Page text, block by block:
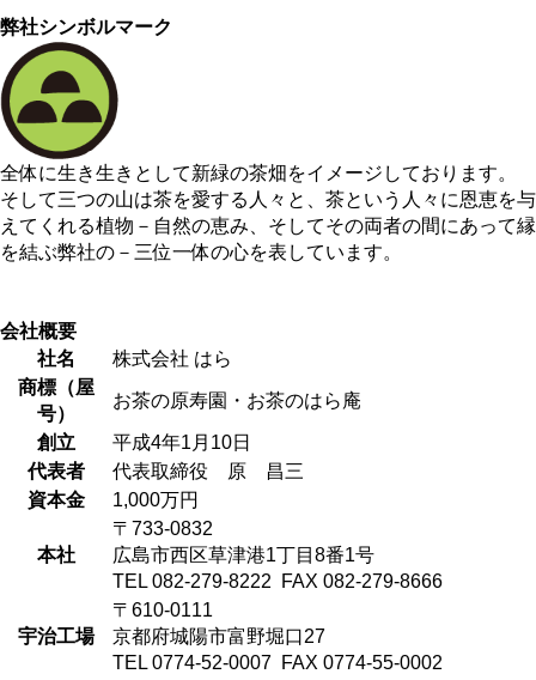
弊社シンボルマーク
全体に生き生きとして新緑の茶畑をイメージしております。
そして三つの山は茶を愛する人々と、茶という人々に恩恵を与
えてくれる植物－自然の恵み、そしてその両者の間にあって縁
を結ぶ弊社の－三位一体の心を表しています。
会社概要
社名
株式会社 はら
商標（屋
号）
お茶の原寿園・お茶のはら庵
創立
平成4年1月10日
代表者
代表取締役 原 昌三
資本金
1,000万円
本社
〒733-0832
広島市西区草津港1丁目8番1号
TEL 082-279-8222 FAX 082-279-8666
宇治工場
〒610-0111
京都府城陽市富野堀口27
TEL 0774-52-0007 FAX 0774-55-0002